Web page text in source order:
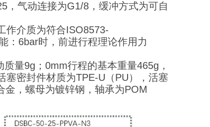
，气动连接为G1/8，缓冲方式为可自
作介质为符合ISO8573-
：6bar时，前进行程理论作用力
量9g；0mm行程的基本重量465g，
塞密封件材质为TPE-U（PU），活塞
，螺母为镀锌钢，轴承为POM